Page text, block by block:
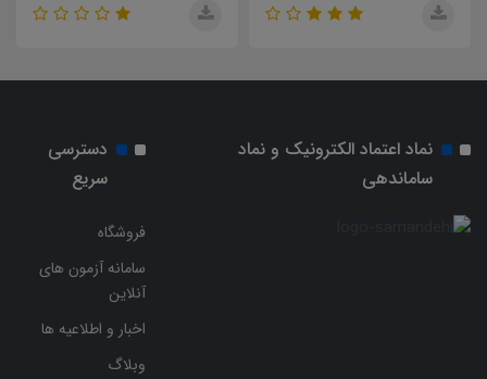
نماد اعتماد الکترونیک و نماد
ساماندهی
دسترسی
سریع
فروشگاه
سامانه آزمون های
آنلاین
اخبار و اطلاعیه ها
وبلاگ